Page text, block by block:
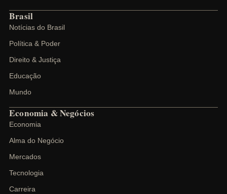
Brasil
Notícias do Brasil
Política & Poder
Direito & Justiça
Educação
Mundo
Economia & Negócios
Economia
Alma do Negócio
Mercados
Tecnologia
Carreira